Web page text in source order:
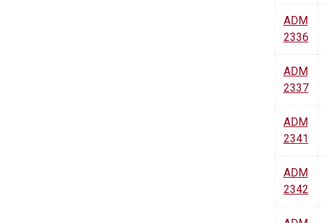
ADM
2336
ADM
2337
ADM
2341
ADM
2342